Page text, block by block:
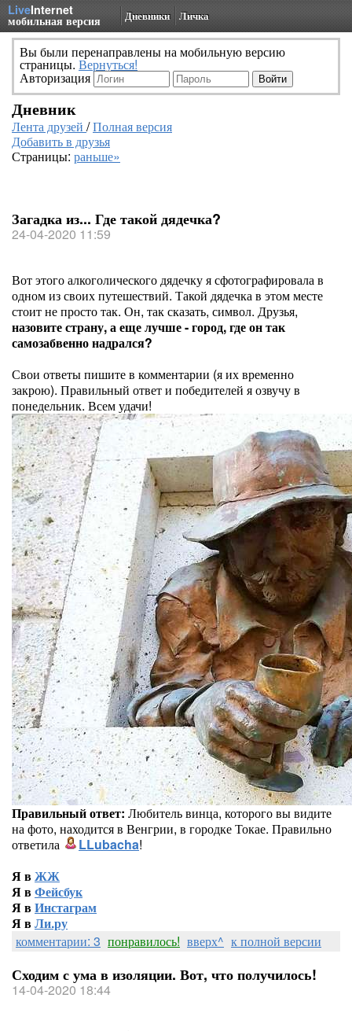
LiveInternet
мобильная версия Дневники Личка
Вы были перенаправлены на мобильную версию
страницы. Вернуться!
Авторизация
Дневник
Лента друзей /Полная версия
Добавить в друзья
Страницы: раньше»
Загадка из... Где такой дядечка?
24-04-2020 11:59
Вот этого алкоголического дядечку я сфотографировала в
одном из своих путешествий. Такой дядечка в этом месте
стоит не просто так. Он, так сказать, символ. Друзья,
назовите страну, а еще лучше - город, где он так
самозабвенно надрался?
Свои ответы пишите в комментарии (я их временно
закрою). Правильный ответ и победителей я озвучу в
понедельник. Всем удачи!
Правильный ответ: Любитель винца, которого вы видите
на фото, находится в Венгрии, в городке Токае. Правильно
ответила
LLubacha!
Я вЖЖ
Я вФейсбук
Я вИнстаграм
Я вЛи.ру
комментарии: 3 понравилось! вверх^ к полной версии
Сходим с ума в изоляции. Вот, что получилось!
14-04-2020 18:44